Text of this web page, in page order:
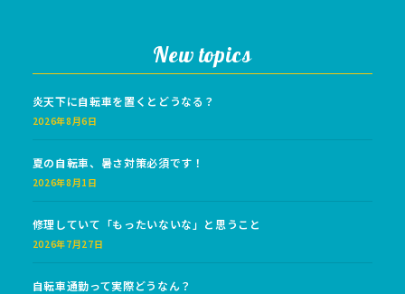
New topics
炎天下に自転車を置くとどうなる？
2026年8月6日
夏の自転車、暑さ対策必須です！
2026年8月1日
修理していて「もったいないな」と思うこと
2026年7月27日
自転車通勤って実際どうなん？